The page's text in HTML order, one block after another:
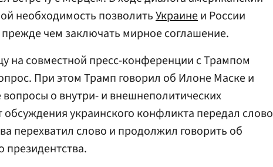
необходимость позволитьУкраинеи России
чем заключать мирное соглашение.
на совместной пресс-конференции с Трампом
При этом Трамп говорил об Илоне Маске и
о внутри- и внешнеполитических
украинского конфликта передал слово
перехватил слово и продолжил говорить об
президентства.